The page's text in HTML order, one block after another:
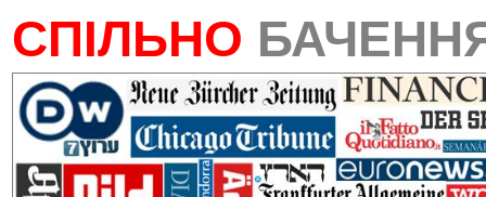
СПІЛЬНО